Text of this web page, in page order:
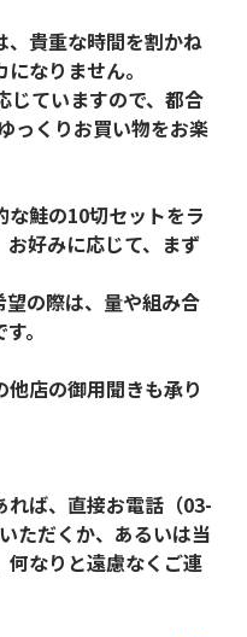
、貴重な時間を割かね
なりません。
じていますので、都合
っくりお買い物をお楽
鮭の10切セットをラ
好みに応じて、まず
の際は、量や組み合
。
店の御用聞きも承り
ば、直接お電話（03-
ただくか、あるいは当
何なりと遠慮なくご連